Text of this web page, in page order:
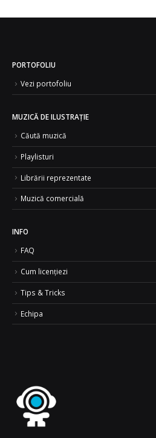
PORTOFOLIU
Vezi portofoliu
MUZICĂ DE ILUSTRAȚIE
Căută muzică
Playlisturi
Librării reprezentate
Muzică comercială
INFO
FAQ
Cum licențiezi
Tips & Tricks
Echipa